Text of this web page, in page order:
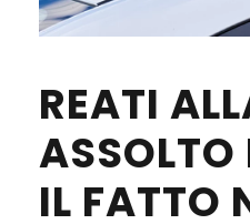
REATI
ASSOLTO
IL FATTO